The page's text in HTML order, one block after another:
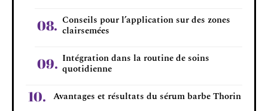
Conseils pour l’application sur des zones
clairsemées
Intégration dans la routine de soins
quotidienne
Avantages et résultats du sérum barbe Thorin